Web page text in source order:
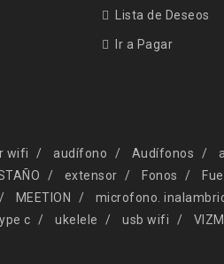
Lista de Deseos
Ir a Pagar
wifi audífono Audífonos
extensor Fonos
MEETION microfono.
c ukelele usb wifi